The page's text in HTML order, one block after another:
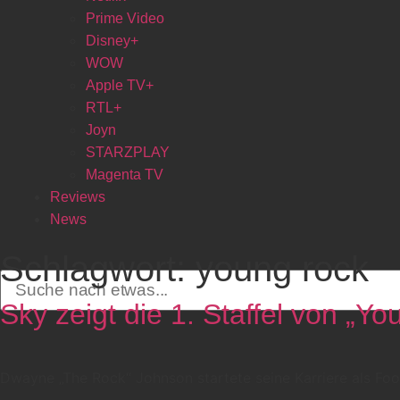
Prime Video
Disney+
WOW
Apple TV+
RTL+
Joyn
STARZPLAY
Magenta TV
Reviews
News
Schlagwort:young rock
Sky zeigt die 1. Staffel von